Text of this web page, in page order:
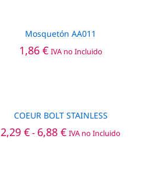
Mosquetón AA011
1,86 € IVA no Incluido
COEUR BOLT STAINLESS
2,29 €- 6,88 €Rango
de
IVA no Incluido